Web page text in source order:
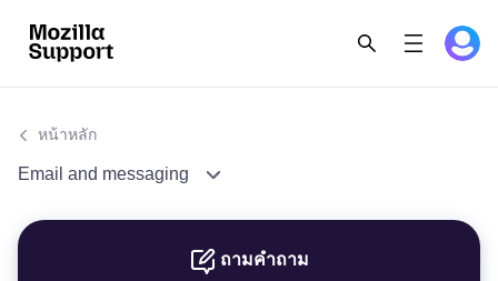
หน้าหลัก
Email and messaging
ถามคำถาม